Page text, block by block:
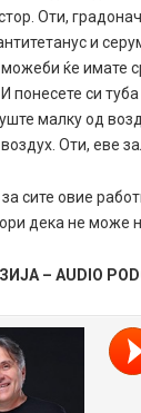
Оти,
и
ќе имате
понесете си
уште малку од
Оти, еве
сите овие
дека не може
– AUDIO